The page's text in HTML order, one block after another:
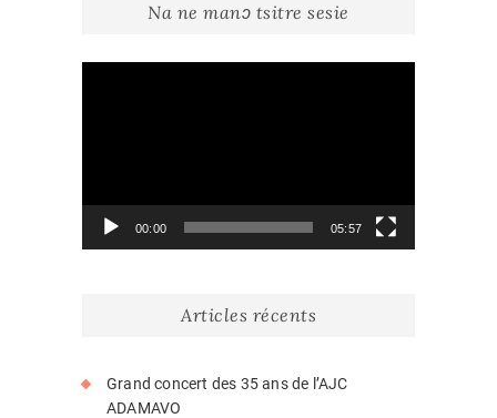
Na ne manɔ tsitre sesie
00:00 05:57
Articles récents
Grand concert des 35 ans de l’AJC
ADAMAVO